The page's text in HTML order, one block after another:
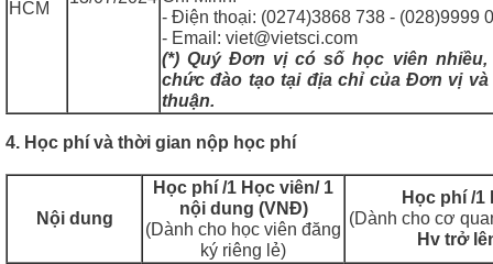
HCM
- Điện thoại: (0274)3868 738 - (028)9999
- Email: viet@vietsci.com
(*) Quý Đơn vị có số học viên
chức đào tạo tại địa chỉ của Đơn vị
thuận.
4. Học phí và thời gian nộp học phí
Nội dung
Học phí /1 Học viên/ 1
nội dung (VNĐ)
(Dành cho học viên đăng
ký riêng lẻ)
Học phí /1
(Dành cho cơ
Hv trở